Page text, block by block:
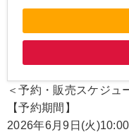
＜予約・販売スケジュ
【予約期間】
2026年6月9日(火